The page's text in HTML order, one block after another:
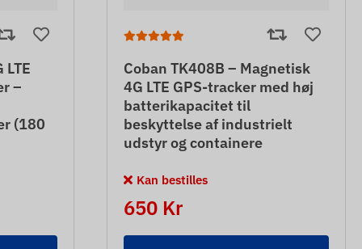
LTE
–
(180
Coban TK408B – Magnetisk
4G LTE GPS-tracker med høj
batterikapacitet til
beskyttelse af industrielt
udstyr og containere
Kan bestilles
650 Kr